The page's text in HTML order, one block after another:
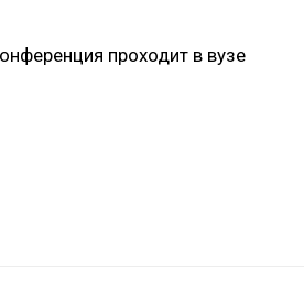
проходит в вузе